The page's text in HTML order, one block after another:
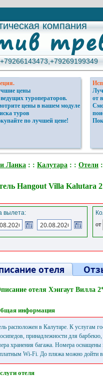
компания
компания
цены
туроператоров.
цены в нашем модуле
туров
по лучшей цене!
от
Ланка : : Калутара : : Отели
Hangout Villa Kalutara
вылета:
от
отеля
отеля Хэнгаут Вилла
информация
расположен в Калутаре. К услугам
принадлежности для
хранения багажа. Номера
Wi-Fi. До пляжа можно дойти
отеля